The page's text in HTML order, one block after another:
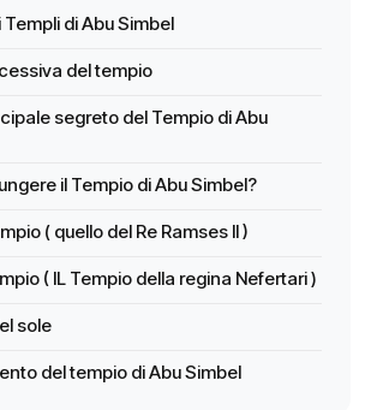
di Abu Simbel
del tempio
segreto del Tempio di Abu
il Tempio di Abu Simbel?
( quello del Re Ramses II )
( IL Tempio della regina Nefertari )
sole
del tempio di Abu Simbel